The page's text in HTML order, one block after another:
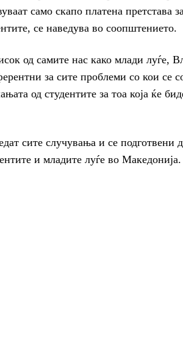
само скапо платена претстава
се наведува во соопштението.
од самите нас како млади луѓе,
за сите проблеми со кои се
од студентите за тоа која ќе
сите случувања и се подготвени
и младите луѓе во Македонија.